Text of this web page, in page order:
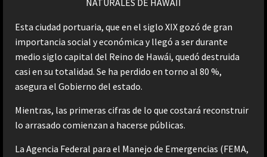
NATURALES DE HAWAII
Esta ciudad portuaria, que en el siglo XIX gozó de gran
importancia social y económica y llegó a ser durante
medio siglo capital del Reino de Hawái, quedó destruida
casi en su totalidad. Se ha perdido en torno al 80 %,
asegura el Gobierno del estado.
Mientras, las primeras cifras de lo que costará reconstruir
lo arrasado comienzan a hacerse públicas.
La Agencia Federal para el Manejo de Emergencias (FEMA,